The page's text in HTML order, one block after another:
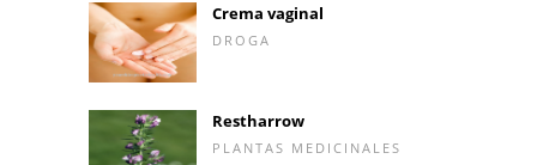
Crema vaginal
DROGA
Restharrow
PLANTAS MEDICINALES